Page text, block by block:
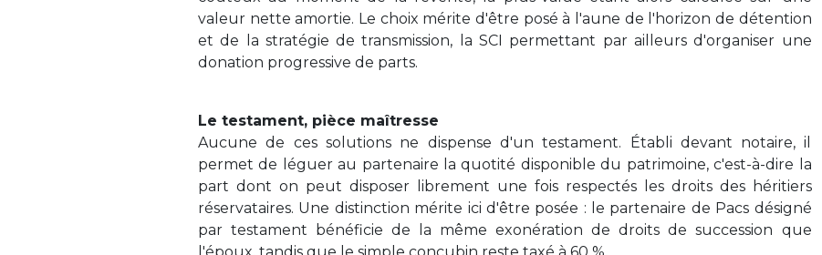
valeur nette amortie. Le choix mérite d'être posé à l'aune de l'horizon de détention
et de la stratégie de transmission, la SCI permettant par ailleurs d'organiser une
donation progressive de parts.
Le testament, pièce maîtresse
Aucune de ces solutions ne dispense d'un testament. Établi devant notaire, il
permet de léguer au partenaire la quotité disponible du patrimoine, c'est-à-dire la
part dont on peut disposer librement une fois respectés les droits des héritiers
réservataires. Une distinction mérite ici d'être posée : le partenaire de Pacs désigné
par testament bénéficie de la même exonération de droits de succession que